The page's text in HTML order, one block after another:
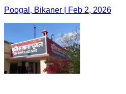
Poogal, Bikaner | Feb 2, 2026